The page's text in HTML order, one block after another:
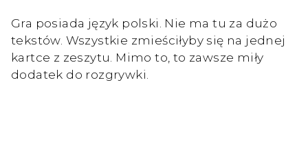
Gra posiada język polski. Nie ma tu za dużo
tekstów. Wszystkie zmieściłyby się na jednej
kartce z zeszytu. Mimo to, to zawsze miły
dodatek do rozgrywki.